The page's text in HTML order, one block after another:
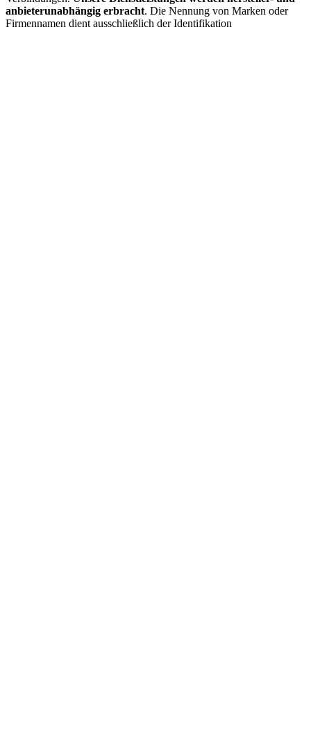
anbieterunabhängig erbracht. Die Nennung von Marken oder
Firmennamen dient ausschließlich der Identifikation